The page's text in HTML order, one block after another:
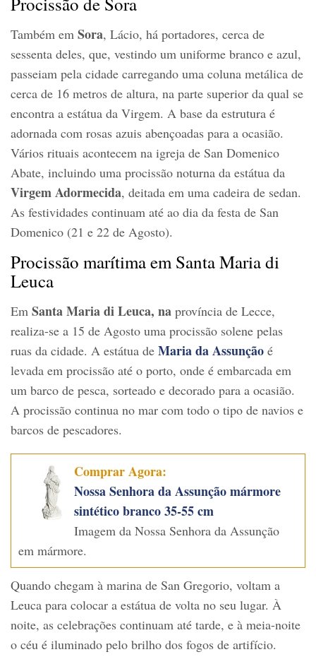
Também em Sora, Lácio, há portadores, cerca de
sessenta deles, que, vestindo um uniforme branco e azul,
passeiam pela cidade carregando uma coluna metálica de
cerca de 16 metros de altura, na parte superior da qual se
encontra a estátua da Virgem. A base da estrutura é
adornada com rosas azuis abençoadas para a ocasião.
Vários rituais acontecem na igreja de San Domenico
Abate, incluindo uma procissão noturna da estátua da
Virgem Adormecida, deitada em uma cadeira de sedan.
As festividades continuam até ao dia da festa de San
Domenico (21 e 22 de Agosto).
Procissão marítima em Santa Maria di
Leuca
Em Santa Maria di Leuca, na província de Lecce,
realiza-se a 15 de Agosto uma procissão solene pelas
ruas da cidade. A estátua de Maria da Assunção é
levada em procissão até o porto, onde é embarcada em
um barco de pesca, sorteado e decorado para a ocasião.
A procissão continua no mar com todo o tipo de navios e
barcos de pescadores.
Comprar Agora:
Nossa Senhora da Assunção mármore
sintético branco 35-55 cm
Imagem da Nossa Senhora da Assunção
em mármore.
Quando chegam à marina de San Gregorio, voltam a
Leuca para colocar a estátua de volta no seu lugar. À
noite, as celebrações continuam até tarde, e à meia-noite
o céu é iluminado pelo brilho dos fogos de artifício.